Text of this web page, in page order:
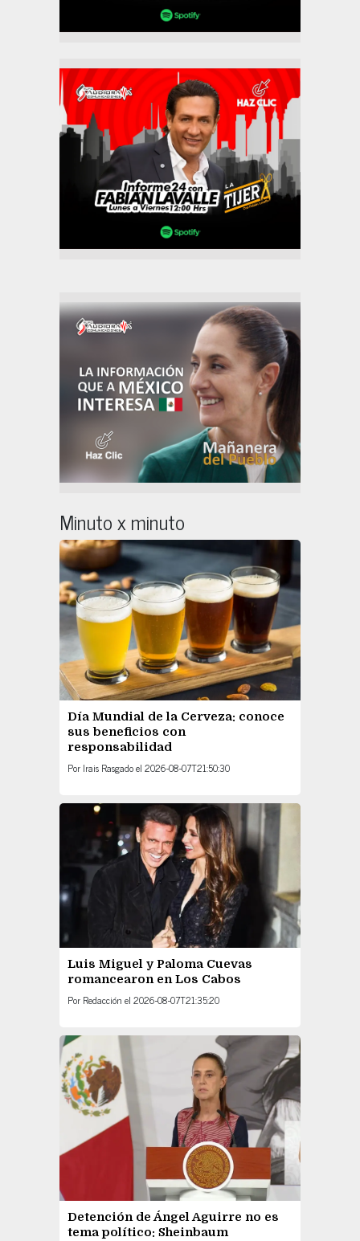
Minuto x minuto
Día Mundial de la Cerveza: conoce
sus beneficios con
responsabilidad
Por Irais Rasgadoel 2026-08-07T21:50:30
Luis Miguel y Paloma Cuevas
romancearon en Los Cabos
Por Redacción el 2026-08-07T21:35:20
Detención de Ángel Aguirre no es
tema político: Sheinbaum